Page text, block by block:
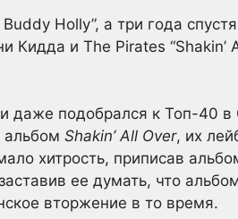
Holly”, а три года
и The Pirates “Shakin’
и даже подобрался к Топ-40
альбом Shakin’ All Over, их
хитрость, приписав
ее думать, что
вторжение в то время.